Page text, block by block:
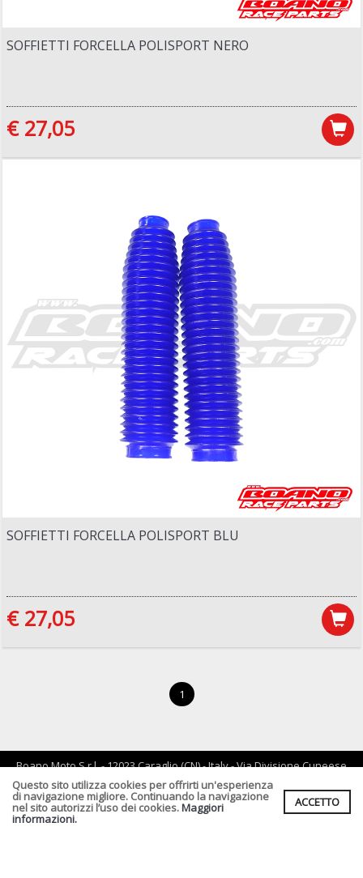
SOFFIETTI FORCELLA POLISPORT NERO
€ 27,05
SOFFIETTI FORCELLA POLISPORT BLU
€ 27,05
1
Boano Moto S.r.l. - 12023 Caraglio (CN) - Italy - Via Divisione Cuneese
19/d - tel: 0171 619061 - Email :
info@boano.com
- P.IVA:IT02252000043
Cf. P.Iva. Registro Imprese di CN n :IT02252000043 Rea n. CN-
164496 Capitale Sociale : € 90.000,00 I.v.
Questo sito utilizza cookies per offrirti un'esperienza
di navigazione migliore. Continuando la navigazione
nel sito autorizzi l’uso dei cookies.Maggiori
informazioni.
ACCETTO